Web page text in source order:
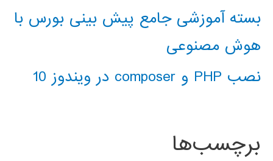
بسته آموزشی جامع پیش بینی بورس با
هوش مصنوعی
نصب PHP و composer در ویندوز 10
برچسب‌ها